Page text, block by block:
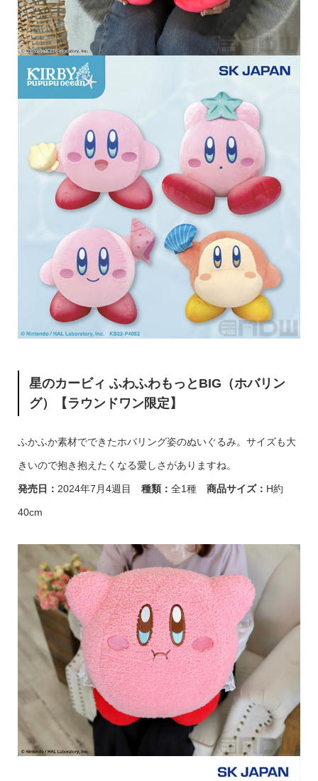
星のカービィ ふわふわもっとBIG（ホバリン
グ）【ラウンドワン限定】
ふかふか素材でできたホバリング姿のぬいぐるみ。サイズも大
きいので抱き抱えたくなる愛しさがありますね。
発売日 ： 2024年7月4週目 種類： 全1種 商品サイズ： H約
40cm